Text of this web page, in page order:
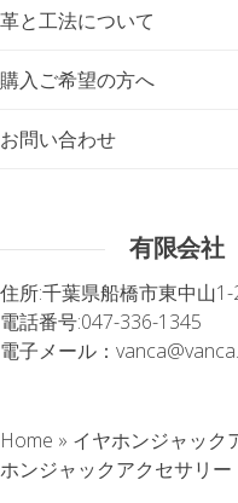
革と工法について
購入ご希望の方へ
お問い合わせ
有限会社
住所:千葉県船橋市東中山
電話番号:047-336-1345
電子メール：
Home » イヤホンジャック
ホンジャックアクセサリ